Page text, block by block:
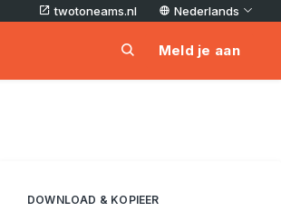
twotoneams.nl Nederlands
Meld je aan
DOWNLOAD & KOPIEER